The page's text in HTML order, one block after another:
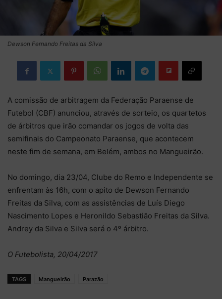
Dewson Fernando Freitas da Silva
A comissão de arbitragem da Federação Paraense de
Futebol (CBF) anunciou, através de sorteio, os quartetos
de árbitros que irão comandar os jogos de volta das
semifinais do Campeonato Paraense, que acontecem
neste fim de semana, em Belém, ambos no Mangueirão.
No domingo, dia 23/04, Clube do Remo e Independente se
enfrentam às 16h, com o apito de Dewson Fernando
Freitas da Silva, com as assistências de Luís Diego
Nascimento Lopes e Heronildo Sebastião Freitas da Silva.
Andrey da Silva e Silva será o 4º árbitro.
O Futebolista, 20/04/2017
TAGS Mangueirão Parazão